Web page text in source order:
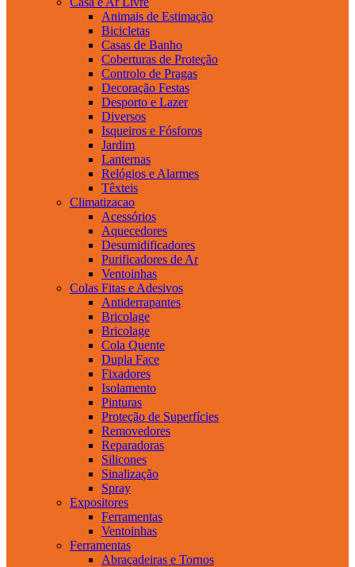
Animais de Estimação
Bicicletas
Casas de Banho
Coberturas de Proteção
Controlo de Pragas
Decoração Festas
Desporto e Lazer
Diversos
Isqueiros e Fósforos
Jardim
Lanternas
Relógios e Alarmes
Têxteis
Climatizacao
Acessórios
Aquecedores
Desumidificadores
Purificadores de Ar
Ventoinhas
Colas Fitas e Adesivos
Antiderrapantes
Bricolage
Bricolage
Cola Quente
Dupla Face
Fixadores
Isolamento
Pinturas
Proteção de Superfícies
Removedores
Reparadoras
Silicones
Sinalização
Spray
Expositores
Ferramentas
Ventoinhas
Ferramentas
Abraçadeiras e Tornos